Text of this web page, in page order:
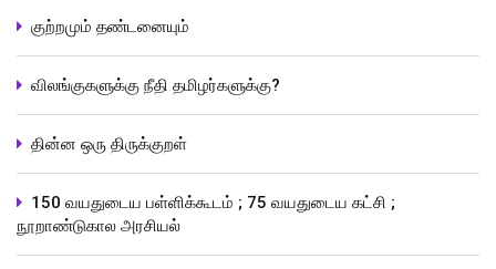
குற்றமும் தண்டனையும்
விலங்குகளுக்கு நீதி தமிழர்களுக்கு?
தின்ன ஒரு திருக்குறள்
150 வயதுடைய பள்ளிக்கூடம் ; 75 வயதுடைய கட்சி ;
நூறாண்டுகால அரசியல்